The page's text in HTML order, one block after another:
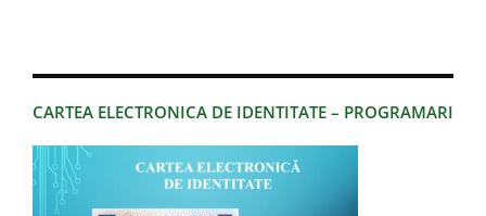
CARTEA ELECTRONICA DE IDENTITATE – PROGRAMARI